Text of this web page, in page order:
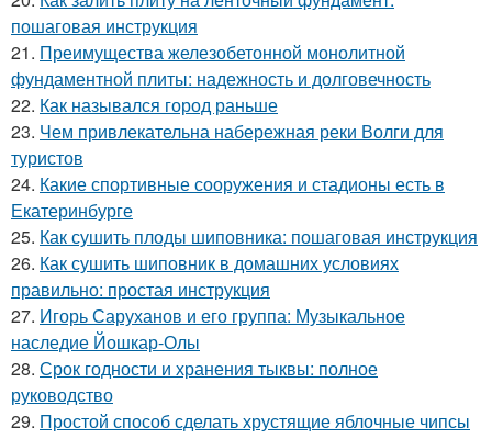
пошаговая инструкция
21. Преимущества железобетонной монолитной
фундаментной плиты: надежность и долговечность
22. Как назывался город раньше
23. Чем привлекательна набережная реки Волги для
туристов
24. Какие спортивные сооружения и стадионы есть в
Екатеринбурге
25. Как сушить плоды шиповника: пошаговая инструкция
26. Как сушить шиповник в домашних условиях
правильно: простая инструкция
27. Игорь Саруханов и его группа: Музыкальное
наследие Йошкар-Олы
28. Срок годности и хранения тыквы: полное
руководство
29. Простой способ сделать хрустящие яблочные чипсы